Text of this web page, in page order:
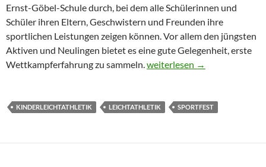
Ernst-Göbel-Schule durch, bei dem alle Schülerinnen und
Schüler ihren Eltern, Geschwistern und Freunden ihre
sportlichen Leistungen zeigen können. Vor allem den jüngsten
Aktiven und Neulingen bietet es eine gute Gelegenheit, erste
Wettkampferfahrung zu sammeln.Leichtathletik-Sportfest
weiterlesen →
KINDERLEICHTATHLETIK LEICHTATHLETIK SPORTFEST